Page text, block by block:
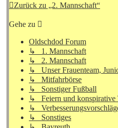
Zurück zu „2. Mannschaft“
Gehe zu
Oldschdod Forum
↳ 1. Mannschaft
↳ 2. Mannschaft
↳ Unser Frauenteam,
↳ Mitfahrbörse
↳ Sonstiger Fußball
↳ Feiern und konspirative
↳
↳ Sonstiges